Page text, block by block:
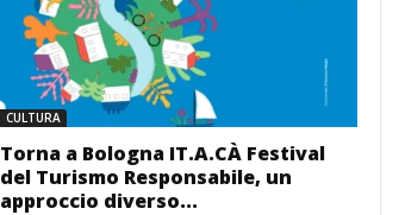
CULTURA
Torna a Bologna IT.A.CÀ Festival
del Turismo Responsabile, un
approccio diverso...